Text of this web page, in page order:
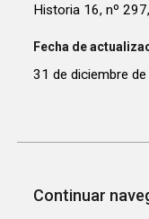
Historia 16, nº
Fecha de
31 de diciembre
Continuar